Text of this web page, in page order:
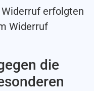
erfolgten
Widerruf
die